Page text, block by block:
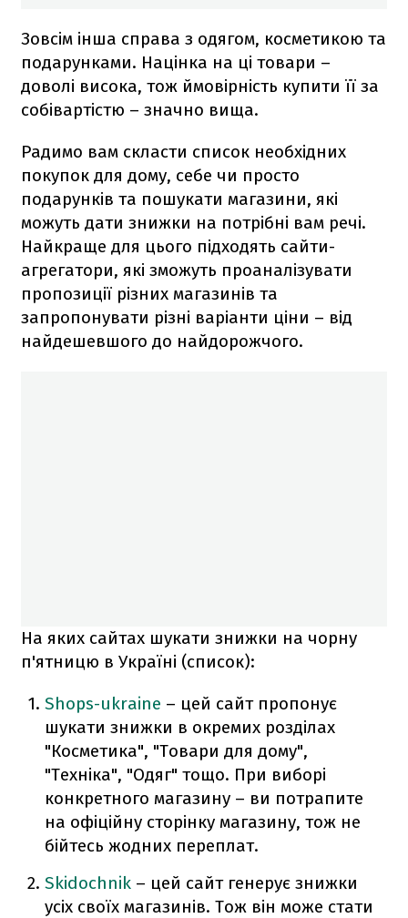
Зовсім інша справа з одягом, косметикою та
подарунками. Націнка на ці товари –
доволі висока, тож ймовірність купити її за
собівартістю – значно вища.
Радимо вам скласти список необхідних
покупок для дому, себе чи просто
подарунків та пошукати магазини, які
можуть дати знижки на потрібні вам речі.
Найкраще для цього підходять сайти-
агрегатори, які зможуть проаналізувати
пропозиції різних магазинів та
запропонувати різні варіанти ціни – від
найдешевшого до найдорожчого.
На яких сайтах шукати знижки на чорну
п'ятницю в Україні (список):
Shops-ukraine – цей сайт пропонує
шукати знижки в окремих розділах
"Косметика", "Товари для дому",
"Техніка", "Одяг" тощо. При виборі
конкретного магазину – ви потрапите
на офіційну сторінку магазину, тож не
бійтесь жодних переплат.
Skidochnik – цей сайт генерує знижки
усіх своїх магазинів. Тож він може стати